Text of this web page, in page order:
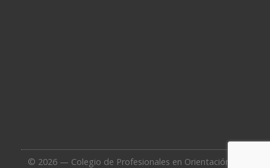
© 2026 — Colegio de Profesionales en Orientación de